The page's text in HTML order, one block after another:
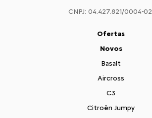
CNPJ: 04.427.821/0004-02
Ofertas
Novos
Basalt
Aircross
C3
Citroën Jumpy